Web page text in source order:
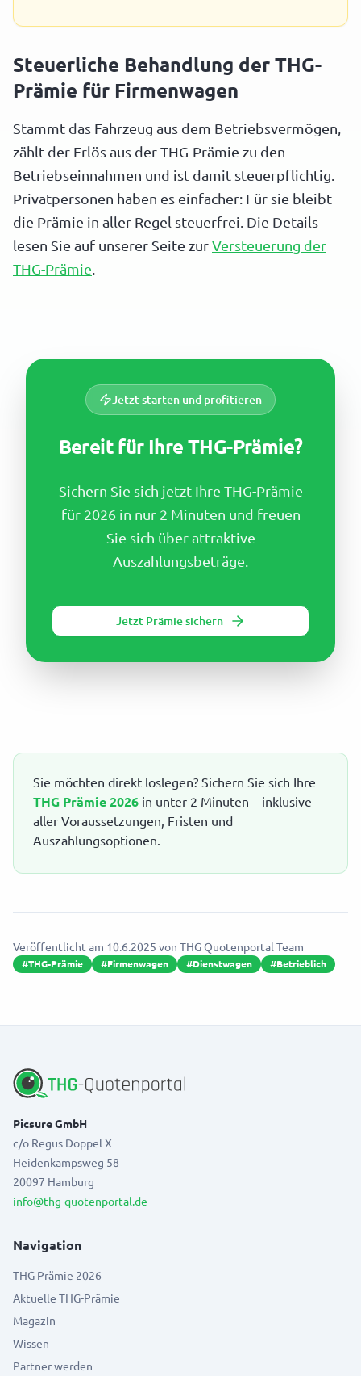
Steuerliche Behandlung der THG-
Prämie für Firmenwagen
Stammt das Fahrzeug aus dem Betriebsvermögen,
zählt der Erlös aus der THG-Prämie zu den
Betriebseinnahmen und ist damit steuerpflichtig.
Privatpersonen haben es einfacher: Für sie bleibt
die Prämie in aller Regel steuerfrei. Die Details
lesen Sie auf unserer Seite zur Versteuerung der
THG-Prämie.
Jetzt starten und profitieren
Bereit für Ihre THG-Prämie?
Sichern Sie sich jetzt Ihre THG-Prämie
für 2026 in nur 2 Minuten und freuen
Sie sich über attraktive
Auszahlungsbeträge.
Jetzt Prämie sichern
Sie möchten direkt loslegen? Sichern Sie sich Ihre
THG Prämie 2026 in unter 2 Minuten – inklusive
aller Voraussetzungen, Fristen und
Auszahlungsoptionen.
Veröffentlicht am 10.6.2025 von THG Quotenportal Team
#THG-Prämie #Firmenwagen #Dienstwagen #Betrieblich
Picsure GmbH
c/o Regus Doppel X
Heidenkampsweg 58
20097 Hamburg
info@thg-quotenportal.de
Navigation
THG Prämie 2026
Aktuelle THG-Prämie
Magazin
Wissen
Partner werden